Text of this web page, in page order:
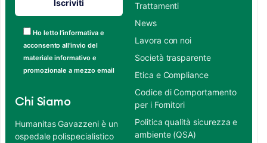
Ho letto l’informativa e
acconsento all’invio del
materiale informativo e
promozionale a mezzo email
Chi Siamo
Humanitas Gavazzeni è un
ospedale polispecialistico
Trattamenti
News
Lavora con noi
Società trasparente
Etica e Compliance
Codice di Comportamento
per i Fornitori
Politica qualità sicurezza e
ambiente (QSA)